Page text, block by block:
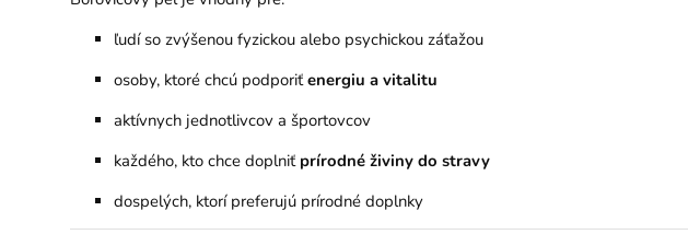
ľudí so zvýšenou fyzickou alebo psychickou záťažou
osoby, ktoré chcú podporiťenergiu a vitalitu
aktívnych jednotlivcov a športovcov
každého, kto chce doplniť prírodné živiny do stravy
dospelých, ktorí preferujú prírodné doplnky